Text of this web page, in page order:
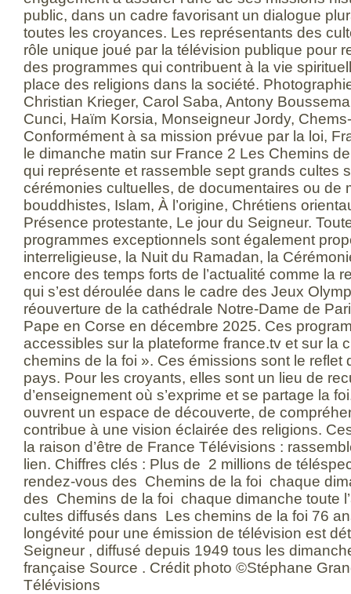
public, dans un cadre favorisant un dialogue
toutes les croyances. Les représentants des
rôle unique joué par la télévision publique pour
des programmes qui contribuent à la vie
place des religions dans la société.
Christian Krieger, Carol Saba, Antony
Cunci, Haïm Korsia, Monseigneur Jordy,
Conformément à sa mission prévue par la loi,
le dimanche matin sur France 2 Les Chemins
qui représente et rassemble sept grands cultes
cérémonies cultuelles, de documentaires ou
bouddhistes, Islam, À l’origine, Chrétiens
Présence protestante, Le jour du Seigneur.
programmes exceptionnels sont également
interreligieuse, la Nuit du Ramadan, la
encore des temps forts de l’actualité comme la
qui s’est déroulée dans le cadre des Jeux
réouverture de la cathédrale Notre-Dame de
Pape en Corse en décembre 2025. Ces
accessibles sur la plateforme france.tv et sur la
chemins de la foi ». Ces émissions sont le reflet
pays. Pour les croyants, elles sont un lieu de
d’enseignement où s’exprime et se partage la
ouvrent un espace de découverte, de
contribue à une vision éclairée des religions.
la raison d’être de France Télévisions :
lien. Chiffres clés : Plus de 2 millions de
rendez-vous des Chemins de la foi chaque
des Chemins de la foi chaque dimanche toute
cultes diffusés dans Les chemins de la foi 76
longévité pour une émission de télévision est
Seigneur , diffusé depuis 1949 tous les
française Source . Crédit photo ©Stéphane
Télévisions